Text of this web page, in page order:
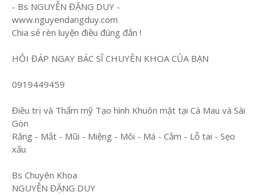
- Bs NGUYỄN ĐẶNG DUY -
www.nguyendangduy.com
Chia sẻ rèn luyện điều đúng đắn !
HỎI ĐÁP NGAY BÁC SĨ CHUYÊN KHOA CỦA BẠN
0919449459
Điều trị và Thẩm mỹ Tạo hình Khuôn mặt tại Cà Mau và Sài
Gòn
Răng - Mắt - Mũi - Miệng - Môi - Má - Cằm - Lỗ tai - Sẹo
xấu
Bs Chuyên Khoa
NGUYỄN ĐẶNG DUY